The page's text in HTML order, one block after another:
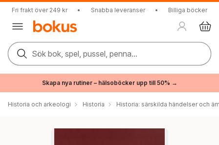
Fri frakt över 249 kr • Snabba leveranser • Billiga böcker
Sök bok, spel, pussel, penna...
Skapa nya rutiner – hälsoböcker upp till 50% →
Historia och arkeologi Historia Historia: särskilda händelser och